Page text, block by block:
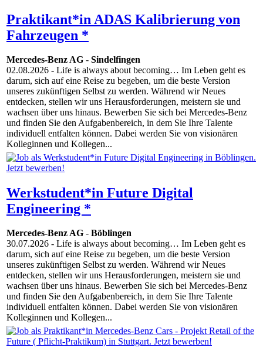
Praktikant*in ADAS Kalibrierung von
Fahrzeugen *
Mercedes-Benz AG - Sindelfingen
02.08.2026 - Life is always about becoming… Im Leben geht es
darum, sich auf eine Reise zu begeben, um die beste Version
unseres zukünftigen Selbst zu werden. Während wir Neues
entdecken, stellen wir uns Herausforderungen, meistern sie und
wachsen über uns hinaus. Bewerben Sie sich bei Mercedes-Benz
und finden Sie den Aufgabenbereich, in dem Sie Ihre Talente
individuell entfalten können. Dabei werden Sie von visionären
Kolleginnen und Kollegen...
Werkstudent*in Future Digital
Engineering *
Mercedes-Benz AG - Böblingen
30.07.2026 - Life is always about becoming… Im Leben geht es
darum, sich auf eine Reise zu begeben, um die beste Version
unseres zukünftigen Selbst zu werden. Während wir Neues
entdecken, stellen wir uns Herausforderungen, meistern sie und
wachsen über uns hinaus. Bewerben Sie sich bei Mercedes-Benz
und finden Sie den Aufgabenbereich, in dem Sie Ihre Talente
individuell entfalten können. Dabei werden Sie von visionären
Kolleginnen und Kollegen...